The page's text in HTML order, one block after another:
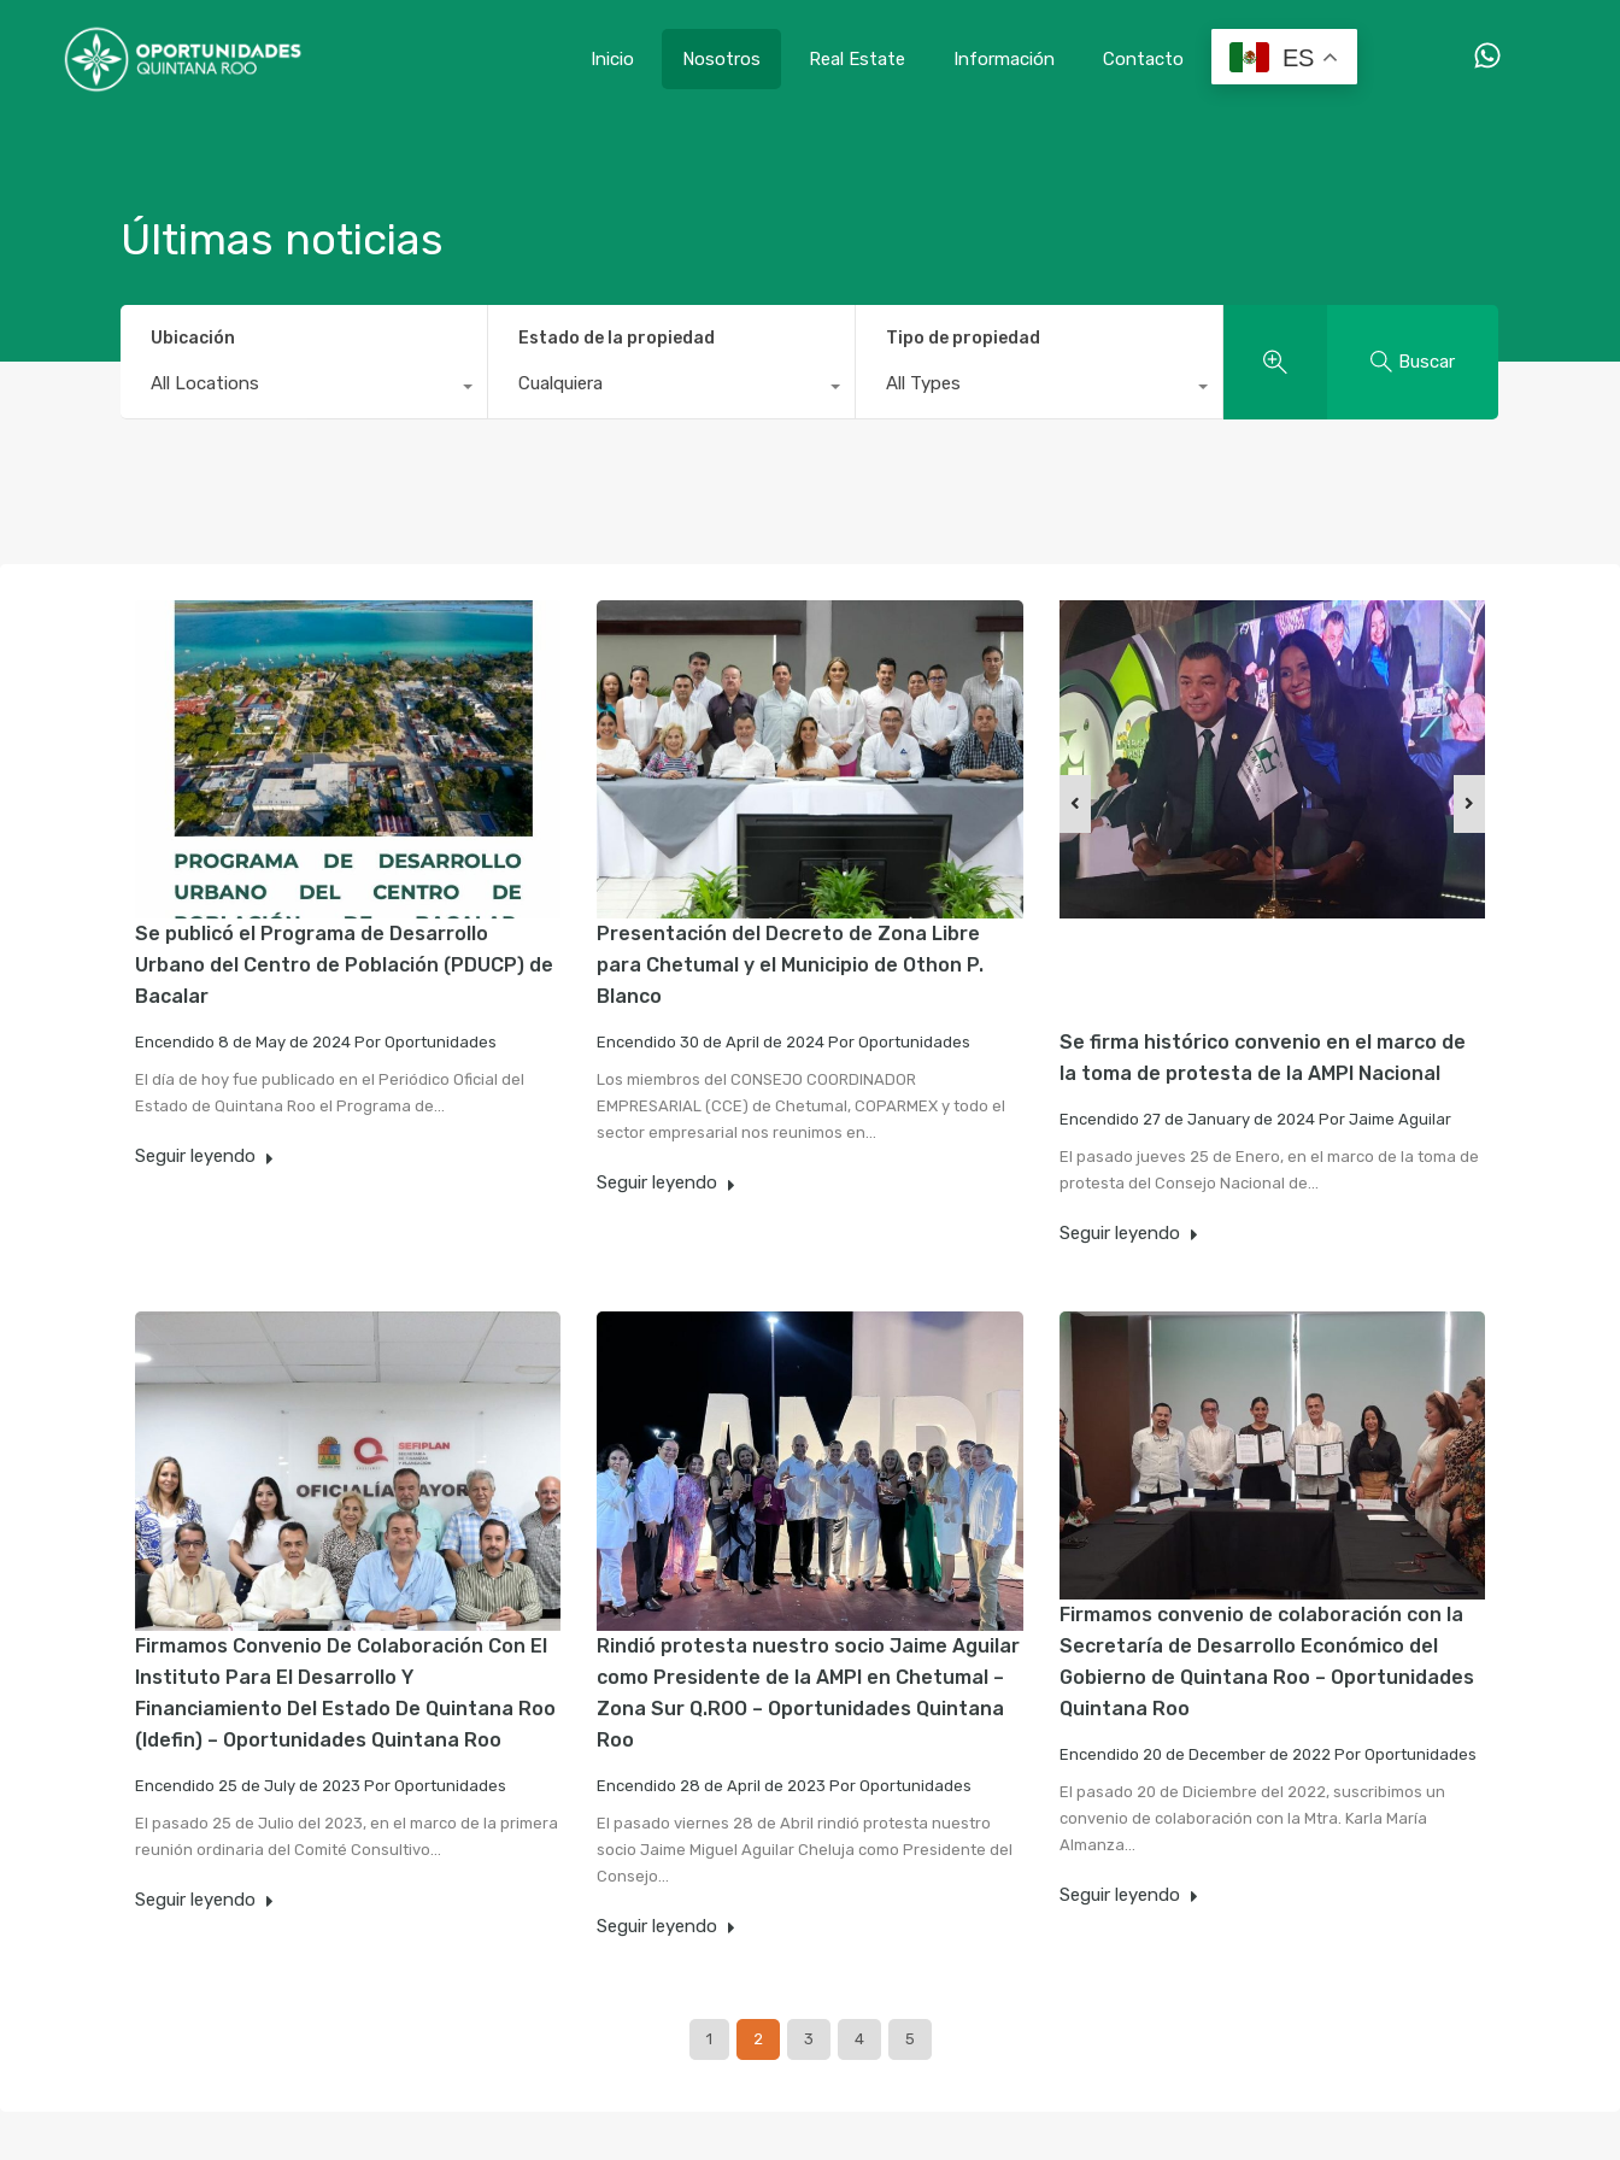
Inicio Nosotros Real Estate Información Contacto ES 529831240285
Últimas noticias
Ubicación
All Locations
Estado de la propiedad
Cualquiera
Tipo de propiedad
All Types
Buscar
Se publicó el Programa de Desarrollo
Urbano del Centro de Población (PDUCP) de
Bacalar
Encendido 8 de May de 2024 Por Oportunidades
El día de hoy fue publicado en el Periódico Oficial del
Estado de Quintana Roo el Programa de…
Seguir leyendo
Presentación del Decreto de Zona Libre
para Chetumal y el Municipio de Othon P.
Blanco
Encendido30 de April de 2024 PorOportunidades
Los miembros del CONSEJO COORDINADOR
EMPRESARIAL (CCE) de Chetumal, COPARMEX y todo el
sector empresarial nos reunimos en…
Seguir leyendo
Se firma histórico convenio en el marco de
la toma de protesta de la AMPI Nacional
Encendido 27 de January de 2024 Por Jaime Aguilar
El pasado jueves 25 de Enero, en el marco de la toma de
protesta del Consejo Nacional de…
Seguir leyendo
Firmamos Convenio De Colaboración Con El
Instituto Para El Desarrollo Y
Financiamiento Del Estado De Quintana Roo
(Idefin) – Oportunidades Quintana Roo
Encendido 25 de July de 2023 Por Oportunidades
El pasado 25 de Julio del 2023, en el marco de la primera
reunión ordinaria del Comité Consultivo…
Seguir leyendo
Rindió protesta nuestro socio Jaime Aguilar
como Presidente de la AMPI en Chetumal –
Zona Sur Q.ROO – Oportunidades Quintana
Roo
Encendido 28 de April de 2023 PorOportunidades
El pasado viernes 28 de Abril rindió protesta nuestro
socio Jaime Miguel Aguilar Cheluja como Presidente del
Consejo…
Seguir leyendo
Firmamos convenio de colaboración con la
Secretaría de Desarrollo Económico del
Gobierno de Quintana Roo – Oportunidades
Quintana Roo
Encendido 20 de December de 2022 Por Oportunidades
El pasado 20 de Diciembre del 2022, suscribimos un
convenio de colaboración con la Mtra. Karla María
Almanza…
Seguir leyendo
1 2 3 4 5